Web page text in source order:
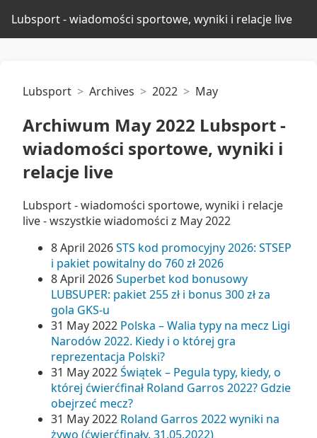
Lubsport - wiadomości sportowe, wyniki i relacje live
Lubsport Archives 2022 May
Archiwum May 2022 Lubsport -
wiadomości sportowe, wyniki i
relacje live
Lubsport - wiadomości sportowe, wyniki i relacje
live - wszystkie wiadomości z May 2022
8 April 2026STS kod promocyjny 2026: STSEP
i pakiet powitalny do 760 zł 2026
8 April 2026Superbet kod bonusowy
LUBSUPER: pakiet 255 zł i bonus 300 zł za
gola GKS-u
31 May 2022 Polska – Walia typy na mecz Ligi
Narodów 2022. Kiedy i o której gra
reprezentacja Polski?
31 May 2022Świątek – Pegula typy, kiedy, o
której ćwierćfinał Roland Garros 2022? Gdzie
obejrzeć mecz?
31 May 2022 Roland Garros 2022 wyniki na
żywo (ćwierćfinały, 31.05.2022)